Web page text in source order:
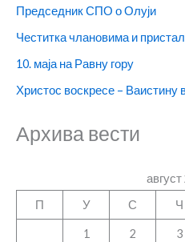
Председник СПО о Олуји
Честитка члановима и
10. маја на Равну гору
Христос воскресе – Ваистину
Архива вести
П
У С Ч
1 2 3